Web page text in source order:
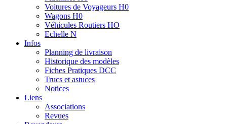
Voitures de Voyageurs H0
Wagons H0
Véhicules Routiers HO
Echelle N
Infos
Planning de livraison
Historique des modèles
Fiches Pratiques DCC
Trucs et astuces
Notices
Liens
Associations
Revues